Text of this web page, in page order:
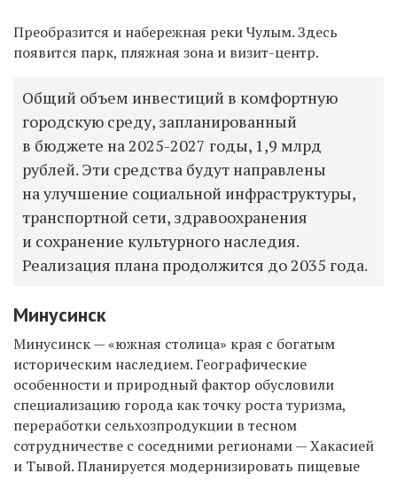
Преобразится и набережная реки Чулым. Здесь
появится парк, пляжная зона и визит-центр.
Общий объем инвестиций в комфортную
городскую среду, запланированный
в бюджете на 2025-2027 годы, 1,9 млрд
рублей. Эти средства будут направлены
на улучшение социальной инфраструктуры,
транспортной сети, здравоохранения
и сохранение культурного наследия.
Реализация плана продолжится до 2035 года.
Минусинск
Минусинск—«южная столица» края с богатым
историческим наследием. Географические
особенности и природный фактор обусловили
специализацию города как точку роста туризма,
переработки сельхозпродукции в тесном
сотрудничестве с соседними регионами —Хакасией
и Тывой.Планируется модернизировать пищевые